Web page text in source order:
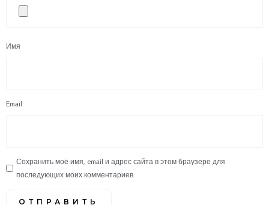
Имя
Email
Сохранить моё имя, email и адрес сайта в этом браузере для
последующих моих комментариев.